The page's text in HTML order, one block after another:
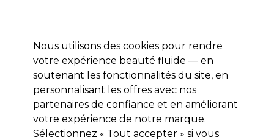
Se connecter
Marques Bons plans Coiffure Electro et Matériel
Livraison et délais
lire la suite
Electro et Matériel Matériel électrique épilation
Nous utilisons des cookies pour rendre
votre expérience beauté fluide — en
soutenant les fonctionnalités du site, en
personnalisant les offres avec nos
partenaires de confiance et en améliorant
votre expérience de notre marque.
Sélectionnez « Tout accepter » si vous